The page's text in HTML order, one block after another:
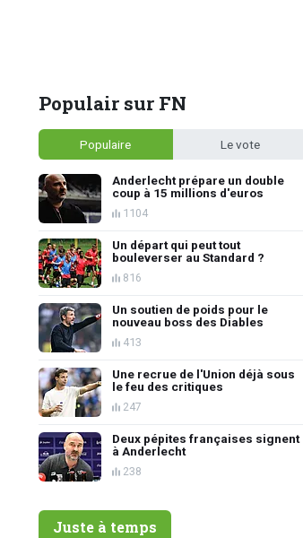
Populair sur FN
Populaire Le vote
Anderlecht prépare un double
coup à 15 millions d'euros
1104
Un départ qui peut tout
bouleverser au Standard ?
816
Un soutien de poids pour le
nouveau boss des Diables
413
Une recrue de l'Union déjà sous
le feu des critiques
247
Deux pépites françaises signent
à Anderlecht
238
Juste à temps